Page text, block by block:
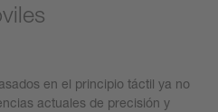
en el principio táctil ya no
actuales de precisión y